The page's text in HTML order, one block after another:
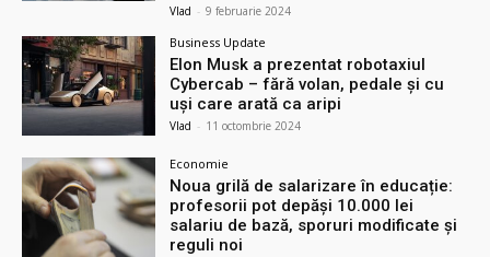
Vlad - 9 februarie 2024
Business Update
Elon Musk a prezentat robotaxiul
Cyberсab – fără volan, pedale și cu
uși care arată ca aripi
Vlad - 11 octombrie 2024
Economie
Noua grilă de salarizare în educație:
profesorii pot depăși 10.000 lei
salariu de bază, sporuri modificate și
reguli noi